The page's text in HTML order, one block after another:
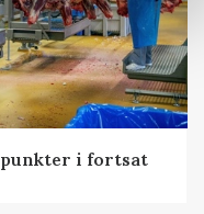
i fortsat